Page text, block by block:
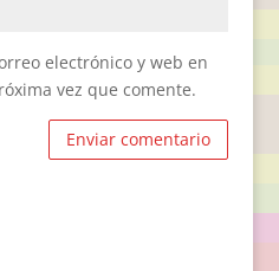
electrónico y web en
vez que comente.